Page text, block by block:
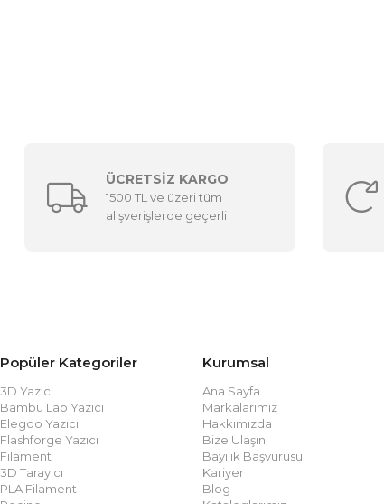
ÜCRETSİZ KARGO
1500 TL ve üzeri tüm
alışverişlerde geçerli
Popüler Kategoriler
3D Yazıcı
Bambu Lab Yazıcı
Elegoo Yazıcı
Flashforge Yazıcı
Filament
3D Tarayıcı
PLA Filament
Kurumsal
Ana Sayfa
Markalarımız
Hakkımızda
Bize Ulaşın
Bayilik Başvurusu
Kariyer
Blog